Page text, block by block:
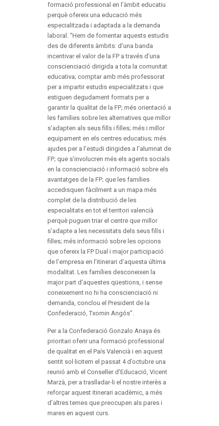
formació professional en l’àmbit educatiu
perquè ofereix una educació més
especialitzada i adaptada a la demanda
laboral. “Hem de fomentar aquests estudis
des de diferents àmbits: d’una banda
incentivar el valor de la FP a través d’una
conscienciació dirigida a tota la comunitat
educativa; comptar amb més professorat
per a impartir estudis especialitzats i que
estiguen degudament formats per a
garantir la qualitat de la FP; més orientació a
les famílies sobre les alternatives que millor
s’adapten als seus fills i filles; més i millor
equipament en els centres educatius; més
ajudes per a l’estudi dirigides a l’alumnat de
FP; que s’involucren més els agents socials
en la conscienciació i informació sobre els
avantatges de la FP; que les famílies
accedisquen fàcilment a un mapa més
complet de la distribució de les
especialitats en tot el territori valencià
perquè puguen triar el centre que millor
s’adapte a les necessitats dels seus fills i
filles; més informació sobre les opcions
que ofereix la FP Dual i major participació
de l’empresa en l’itinerari d’aquesta última
modalitat. Les famílies desconeixen la
major part d’aquestes qüestions, i sense
coneixement no hi ha conscienciació ni
demanda, conclou el President de la
Confederació, Txomin Angós”.
Per a la Confederació Gonzalo Anaya és
prioritari oferir una formació professional
de qualitat en el País Valencià i en aquest
sentit sol·licitem el passat 4 d’octubre una
reunió amb el Conseller d’Educació, Vicent
Marzà, per a traslladar-li el nostre interès a
reforçar aquest itinerari acadèmic, a més
d’altres temes que preocupen als pares i
mares en aquest curs.